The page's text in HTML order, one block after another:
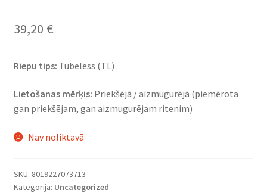
39,20 €
Riepu tips: Tubeless (TL)
Lietošanas mērķis: Priekšējā / aizmugurējā (piemērota
gan priekšējam, gan aizmugurējam ritenim)
Nav noliktavā
SKU: 8019227073713
Kategorija: Uncategorized